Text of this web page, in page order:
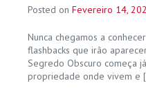
Posted on Fevereiro 14,
Nunca chegamos a
flashbacks que irão
Segredo Obscuro começa
propriedade onde vivem e